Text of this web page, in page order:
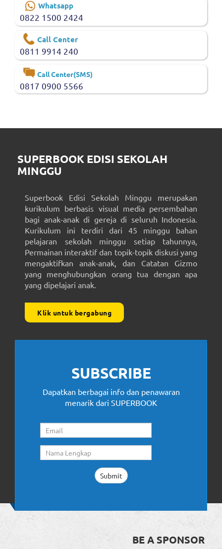
Whatsapp
0822 1500 2424
Call Center
0811 9914 240
Call Center(SMS)
0817 0900 5566
SUPERBOOK EDISI SEKOLAH
MINGGU
Superbook Edisi Sekolah Minggu merupakan
kurikulum berbasis visual media persembahan
bagi anak-anak di gereja di seluruh Indonesia.
Kurikulum ini terdiri dari 45 minggu bahan
pelajaran sekolah minggu setiap tahunnya,
Permainan interaktif dan topik-topik diskusi yang
mengaktifkan anak-anak, dan Catatan Gizmo
yang menghubungkan orang tua dengan apa
yang dipelajari anak.
Klik untuk bergabung
SUBSCRIBE
Dapatkan berbagai info dan penawaran
menarik dari SUPERBOOK
BE A SPONSOR